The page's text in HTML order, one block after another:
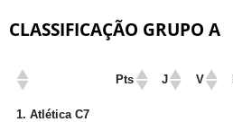
CLASSIFICAÇÃO GRUPO A
Pts J V
1. Atlética C7